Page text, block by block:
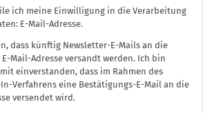
ich meine Einwilligung in die Verarbeitung
E-Mail-Adresse.
dass künftig Newsletter-E-Mails an die
Mail-Adresse versandt werden. Ich bin
einverstanden, dass im Rahmen des
Verfahrens eine Bestätigungs-E-Mail an die
versendet wird.